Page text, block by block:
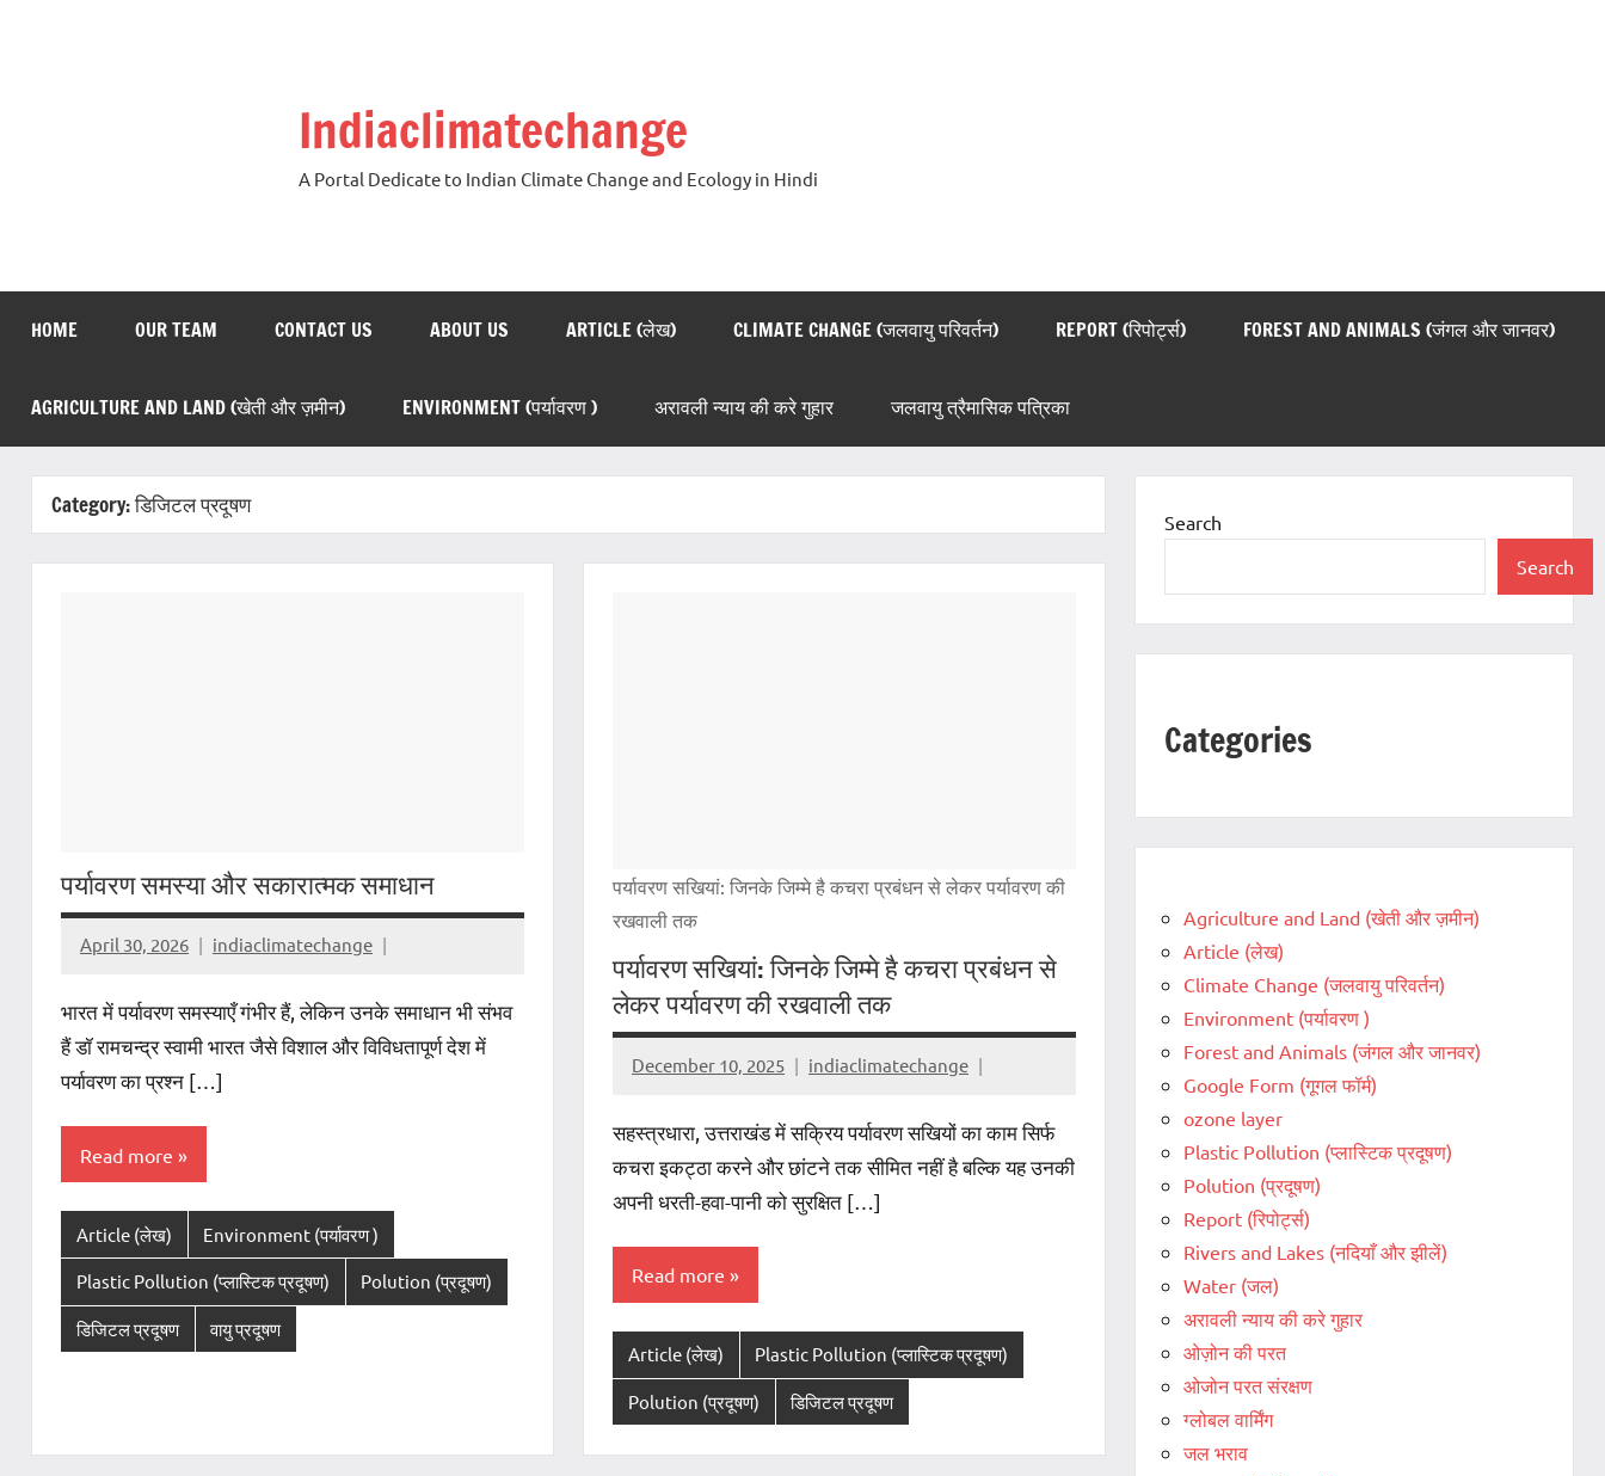
Indiaclimatechange
A Portal Dedicate to Indian Climate Change and Ecology in Hindi
HOME OUR TEAM CONTACT US ABOUT US ARTICLE (लेख) CLIMATE CHANGE (जलवायु परिवर्तन) REPORT (रिपोर्ट्स) FOREST AND ANIMALS (जंगल और जानवर)
AGRICULTURE AND LAND (खेती और ज़मीन) ENVIRONMENT (पर्यावरण ) अरावली न्याय की करे गुहार जलवायु त्रैमासिक पत्रिका
Category:डिजिटल प्रदूषण
पर्यावरण समस्या और सकारात्मक समाधान
April 30, 2026 indiaclimatechange
भारत में पर्यावरण समस्याएँ गंभीर हैं, लेकिन उनके समाधान भी संभव
हैं डॉ रामचन्द्र स्वामी भारत जैसे विशाल और विविधतापूर्ण देश में
पर्यावरण का प्रश्न […]
Read more
Article (लेख) Environment (पर्यावरण )
Plastic Pollution (प्लास्टिक प्रदूषण) Polution (प्रदूषण)
डिजिटल प्रदूषण वायु प्रदूषण
पर्यावरण सखियां: जिनके जिम्मे है कचरा प्रबंधन से लेकर पर्यावरण की
रखवाली तक
पर्यावरण सखियां: जिनके जिम्मे है कचरा प्रबंधन से
लेकर पर्यावरण की रखवाली तक
December 10, 2025 indiaclimatechange
सहस्त्रधारा, उत्तराखंड में सक्रिय पर्यावरण सखियों का काम सिर्फ
कचरा इकट्ठा करने और छांटने तक सीमित नहीं है बल्कि यह उनकी
अपनी धरती-हवा-पानी को सुरक्षित […]
Read more
Article (लेख) Plastic Pollution (प्लास्टिक प्रदूषण)
Polution (प्रदूषण) डिजिटल प्रदूषण
Search
Search
Categories
Agriculture and Land (खेती और ज़मीन)
Article (लेख)
Climate Change (जलवायु परिवर्तन)
Environment (पर्यावरण )
Forest and Animals (जंगल और जानवर)
Google Form (गूगल फॉर्म)
ozone layer
Plastic Pollution (प्लास्टिक प्रदूषण)
Polution (प्रदूषण)
Report (रिपोर्ट्स)
Rivers and Lakes (नदियाँ और झीलें)
Water (जल)
अरावली न्याय की करे गुहार
ओज़ोन की परत
ओजोन परत संरक्षण
ग्लोबल वार्मिंग
जल भराव